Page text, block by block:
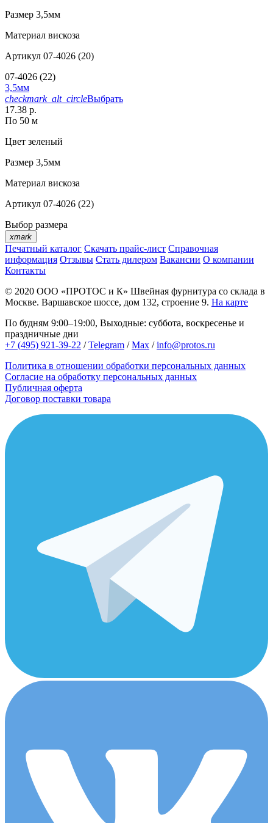
Размер 3,5мм
Материал вискоза
Артикул 07-4026 (20)
07-4026 (22)
3,5мм
checkmark_alt_circleВыбрать
17.38 р.
По 50 м
Цвет зеленый
Размер 3,5мм
Материал вискоза
Артикул 07-4026 (22)
Выбор размера
xmark
Печатный каталог Скачать прайс-лист Справочная
информация Отзывы Стать дилером Вакансии О компании
Контакты
© 2020 ООО «ПРОТОС и К» Швейная фурнитура со склада в
Москве. Варшавское шоссе, дом 132, строение 9. На карте
По будням 9:00–19:00, Выходные: суббота, воскресенье и
праздничные дни
+7 (495) 921-39-22 /Telegram /Max /info@protos.ru
Политика в отношении обработки персональных данных
Согласие на обработку персональных данных
Публичная оферта
Договор поставки товара